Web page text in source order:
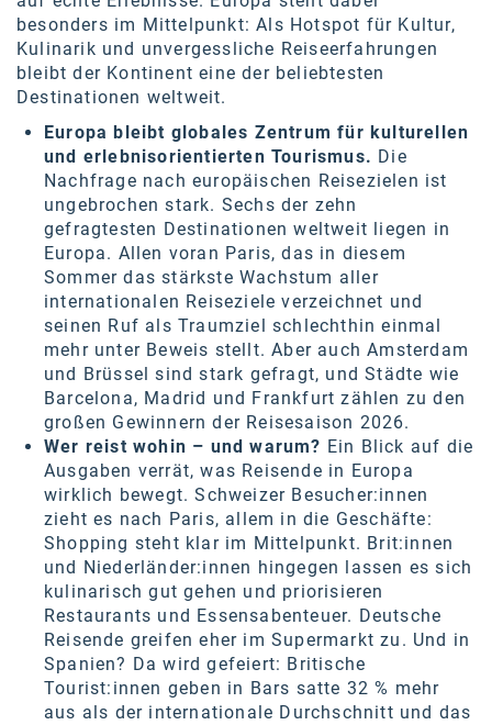
SW Umwelttechnik
TEDAI
VELUX
vivo
WALTER GROUP
WEB Windenergie AG
WEconomy - Diversity works!
Calle Libre
Media
Kontakt
besonders im Mittelpunkt: Als Hotspot für Kultur,
Kulinarik und unvergessliche Reiseerfahrungen
bleibt der Kontinent eine der beliebtesten
Destinationen weltweit.
Europa bleibt globales Zentrum für kulturellen
und erlebnisorientierten Tourismus. Die
Nachfrage nach europäischen Reisezielen ist
ungebrochen stark. Sechs der zehn
gefragtesten Destinationen weltweit liegen in
Europa. Allen voran Paris, das in diesem
Sommer das stärkste Wachstum aller
internationalen Reiseziele verzeichnet und
seinen Ruf als Traumziel schlechthin einmal
mehr unter Beweis stellt. Aber auch Amsterdam
und Brüssel sind stark gefragt, und Städte wie
Barcelona, Madrid und Frankfurt zählen zu den
großen Gewinnern der Reisesaison 2026.
Wer reist wohin – und warum? Ein Blick auf die
Ausgaben verrät, was Reisende in Europa
wirklich bewegt. Schweizer Besucher:innen
zieht es nach Paris, allem in die Geschäfte:
Shopping steht klar im Mittelpunkt. Brit:innen
und Niederländer:innen hingegen lassen es sich
kulinarisch gut gehen und priorisieren
Restaurants und Essensabenteuer. Deutsche
Reisende greifen eher im Supermarkt zu. Und in
Spanien? Da wird gefeiert: Britische
Tourist:innen geben in Bars satte 32 % mehr
aus als der internationale Durchschnitt und das